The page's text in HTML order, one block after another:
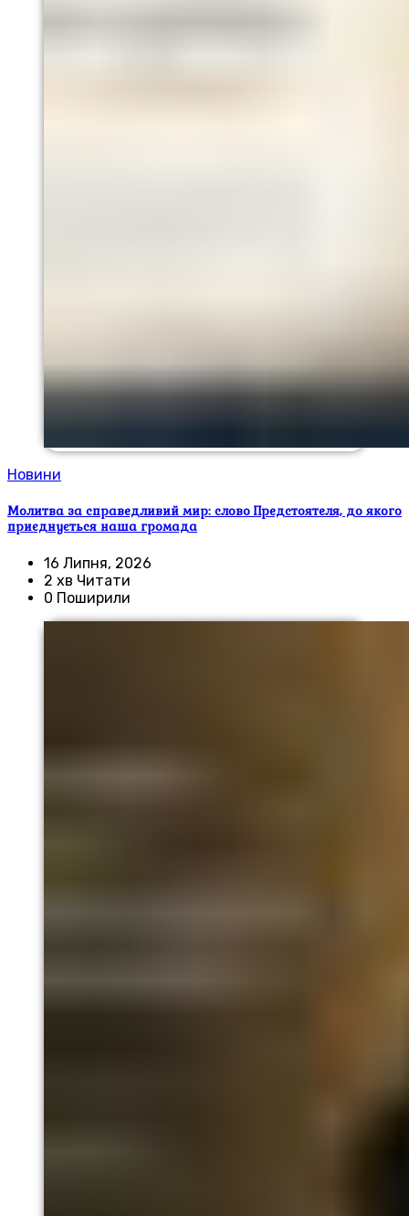
Новини
Молитва за справедливий мир: слово Предстоятеля, до якого
приєднується наша громада
16 Липня, 2026
2 хв Читати
0 Поширили